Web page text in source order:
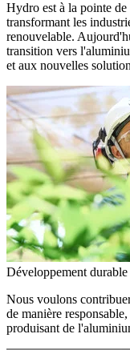
Hydro est à la pointe
transformant les
renouvelable.
transition vers
et aux nouvelles
Développement durable
Nous voulons
de manière
produisant de